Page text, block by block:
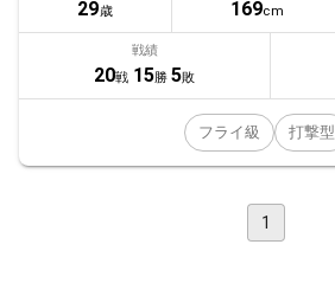
29歳 169cm
戦績
20戦 15勝 5敗
フライ級 打撃型
1